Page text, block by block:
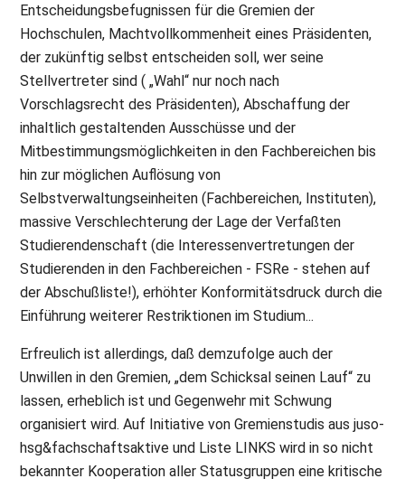
Entscheidungsbefugnissen für die Gremien der
Hochschulen, Machtvollkommenheit eines Präsidenten,
der zukünftig selbst entscheiden soll, wer seine
Stellvertreter sind ( „Wahl“ nur noch nach
Vorschlagsrecht des Präsidenten), Abschaffung der
inhaltlich gestaltenden Ausschüsse und der
Mitbestimmungsmöglichkeiten in den Fachbereichen bis
hin zur möglichen Auflösung von
Selbstverwaltungseinheiten (Fachbereichen, Instituten),
massive Verschlechterung der Lage der Verfaßten
Studierendenschaft (die Interessenvertretungen der
Studierenden in den Fachbereichen - FSRe - stehen auf
der Abschußliste!), erhöhter Konformitätsdruck durch die
Einführung weiterer Restriktionen im Studium...
Erfreulich ist allerdings, daß demzufolge auch der
Unwillen in den Gremien, „dem Schicksal seinen Lauf“ zu
lassen, erheblich ist und Gegenwehr mit Schwung
organisiert wird. Auf Initiative von Gremienstudis aus juso-
hsg&fachschaftsaktive und Liste LINKS wird in so nicht
bekannter Kooperation aller Statusgruppen eine kritische